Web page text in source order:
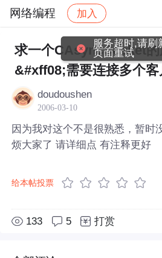
网络编程 加入
社区 网络编程 帖子详情
求一个CAsyncSocket的
&#xff08;需要连接多个
doudoushen
2006-03-10
因为我对这个不是很熟悉，暂时
烦大家了 请详细点 有注释更好
给本帖投票
133 5 打赏
服务超时,请刷
页面重试